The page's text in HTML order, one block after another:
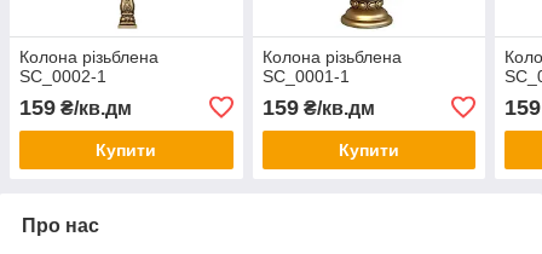
Колона різьблена
SC_0002-1
159 ₴/кв.дм
Купити
Колона різьблена
SC_0001-1
159₴/кв.дм
Купити
159
Про нас